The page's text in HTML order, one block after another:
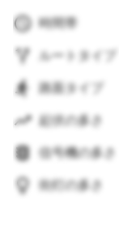
時間帯
ルートタイプ
路面タイプ
起伏の多さ
信号機の多さ
街灯の多さ